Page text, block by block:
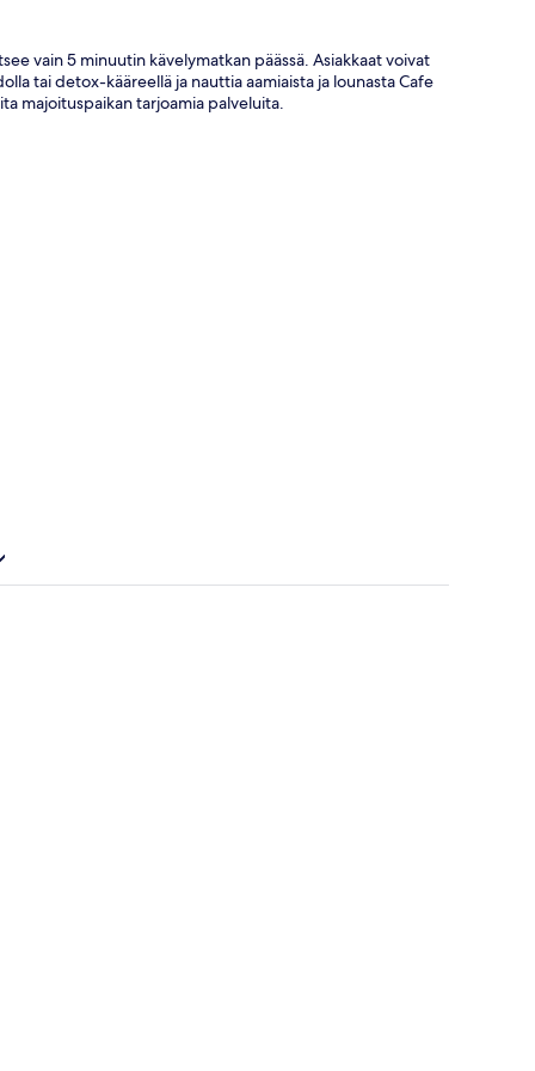
vain 5 minuutin kävelymatkan päässä. Asiakkaat voivat
tai detox-kääreellä ja nauttia aamiaista ja lounasta Cafe
majoituspaikan tarjoamia palveluita.